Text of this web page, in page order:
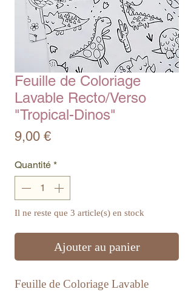
Feuille de Coloriage
Lavable Recto/Verso
"Tropical-Dinos"
9,00 €Prix
Quantité *
Il ne reste que 3 article(s) en stock
Ajouter au panier
Feuille de Coloriage Lavable